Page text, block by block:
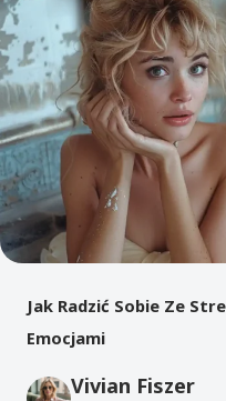
Jak Radzić Sobie Ze
Emocjami
Vivian Fiszer